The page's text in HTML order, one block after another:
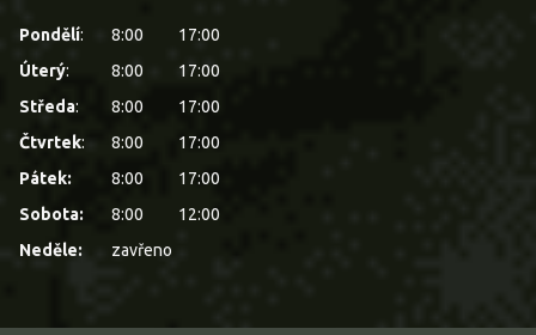
Pondělí: 8:00
17:00
Úterý: 8:00
17:00
Středa: 8:00
17:00
Čtvrtek: 8:00
17:00
Pátek:
8:00
17:00
Sobota:
8:00
12:00
Neděle:
zavřeno